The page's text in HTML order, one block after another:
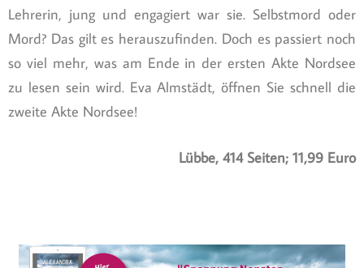
Lehrerin, jung und engagiert war sie. Selbstmord oder
Mord? Das gilt es herauszufinden. Doch es passiert noch
so viel mehr, was am Ende in der ersten Akte Nordsee
zu lesen sein wird. Eva Almstädt, öffnen Sie schnell die
zweite Akte Nordsee!
Lübbe, 414 Seiten; 11,99 Euro